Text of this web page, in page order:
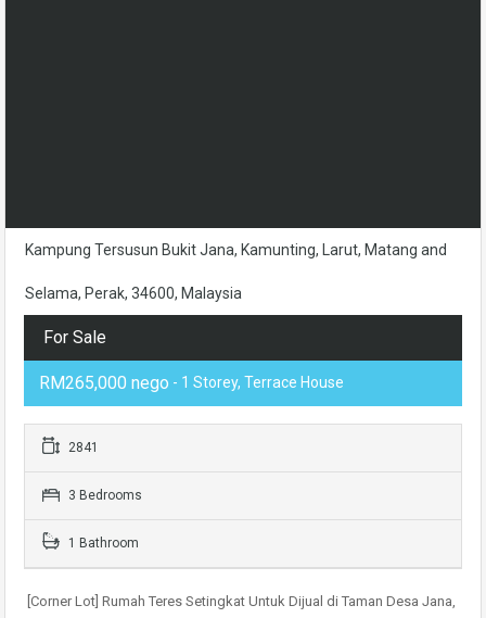
Kampung Tersusun Bukit Jana, Kamunting, Larut, Matang and
Selama, Perak, 34600, Malaysia
For Sale
RM265,000 nego - 1 Storey, Terrace House
2841
3 Bedrooms
1 Bathroom
[Corner Lot] Rumah Teres Setingkat Untuk Dijual di Taman Desa Jana,